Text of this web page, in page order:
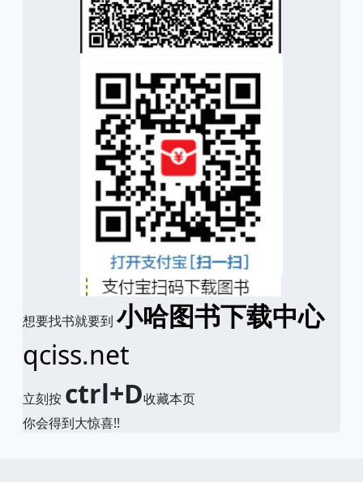
想要找书就要到 小哈图书下载中心
qciss.net
立刻按 ctrl+D收藏本页
你会得到大惊喜!!